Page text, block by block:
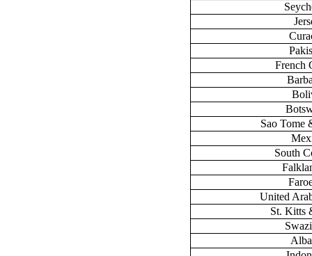
French
Sao Tome
South
United
St. Kitts